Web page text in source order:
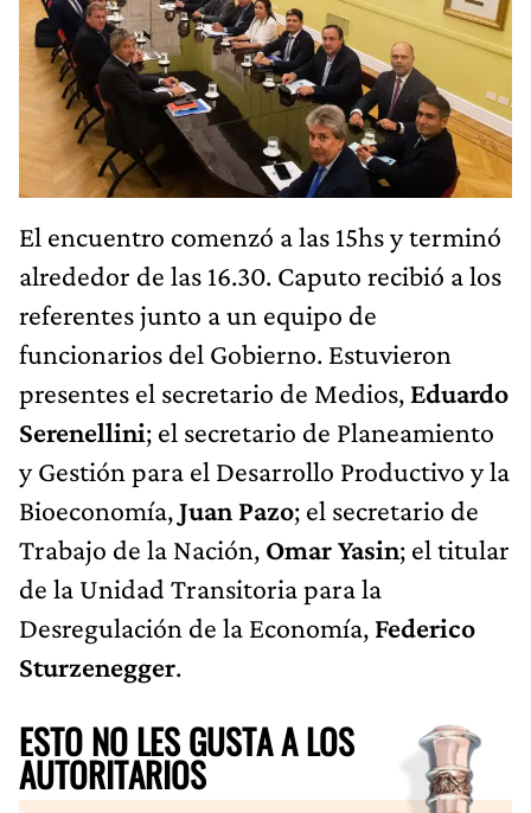
El encuentro comenzó a las 15hs y terminó
alrededor de las 16.30. Caputo recibió a los
referentes junto a un equipo de
funcionarios del Gobierno. Estuvieron
presentes el secretario de Medios, Eduardo
Serenellini; el secretario de Planeamiento
y Gestión para el Desarrollo Productivo y la
Bioeconomía,Juan Pazo; el secretario de
Trabajo de la Nación, Omar Yasin; el titular
de la Unidad Transitoria para la
Desregulación de la Economía, Federico
Sturzenegger.
ESTO NO LES GUSTA A LOS
AUTORITARIOS